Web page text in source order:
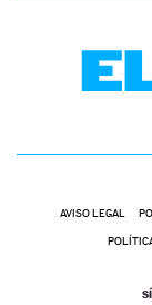
AVISO LEGAL